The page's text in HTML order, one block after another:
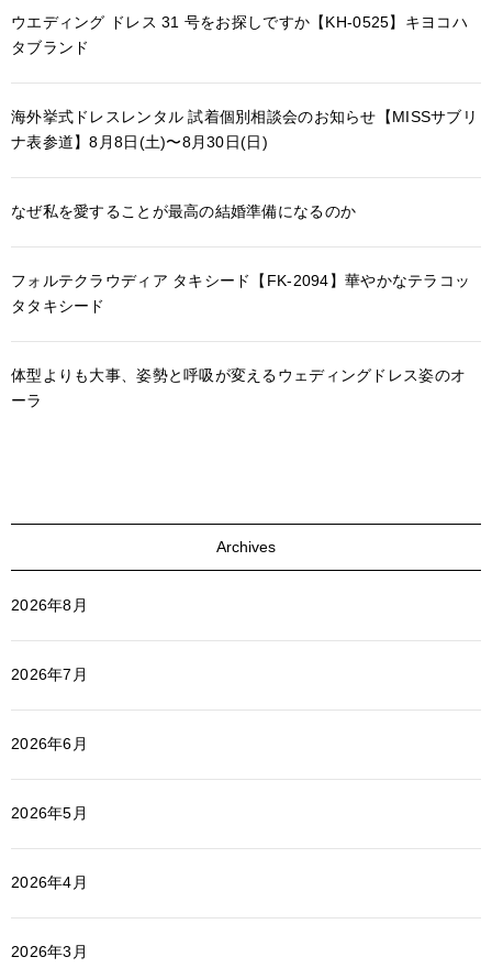
ウエディング ドレス 31 号をお探しですか【KH-0525】キヨコハ
タブランド
海外挙式ドレスレンタル 試着個別相談会のお知らせ【MISSサブリ
ナ表参道】8月8日(土)〜8月30日(日)
なぜ私を愛することが最高の結婚準備になるのか
フォルテクラウディア タキシード【FK-2094】華やかなテラコッ
タタキシード
体型よりも大事、姿勢と呼吸が変えるウェディングドレス姿のオ
ーラ
Archives
2026年8月
2026年7月
2026年6月
2026年5月
2026年4月
2026年3月